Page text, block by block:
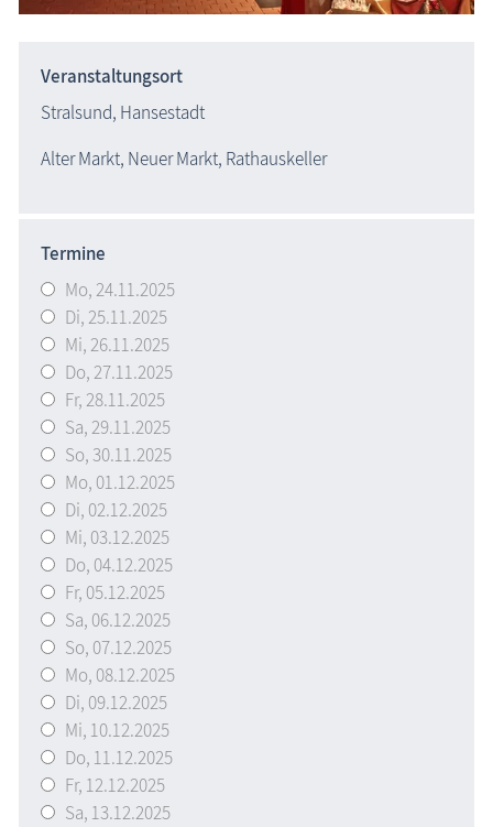
Veranstaltungsort
Stralsund, Hansestadt
Alter Markt, Neuer Markt, Rathauskeller
Termine
Mo, 24.11.2025
Di, 25.11.2025
Mi, 26.11.2025
Do, 27.11.2025
Fr, 28.11.2025
Sa, 29.11.2025
So,30.11.2025
Mo, 01.12.2025
Di, 02.12.2025
Mi, 03.12.2025
Do, 04.12.2025
Fr, 05.12.2025
Sa, 06.12.2025
So, 07.12.2025
Mo, 08.12.2025
Di, 09.12.2025
Mi, 10.12.2025
Do, 11.12.2025
Fr, 12.12.2025
Sa, 13.12.2025